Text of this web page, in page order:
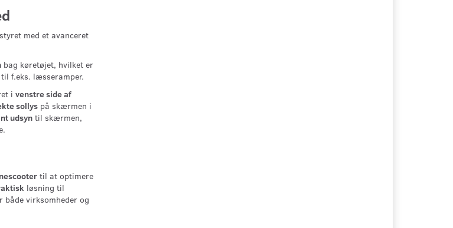
med et avanceret
bag køretøjet, hvilket er
f.eks. læsseramper.
i venstre side af
sollys på skærmen i
udsyn til skærmen,
til at optimere
løsning til
både virksomheder og